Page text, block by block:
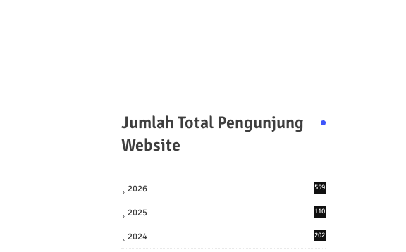
Jumlah Total Pengunjung
Website
2026 559
2025
110
2024
202